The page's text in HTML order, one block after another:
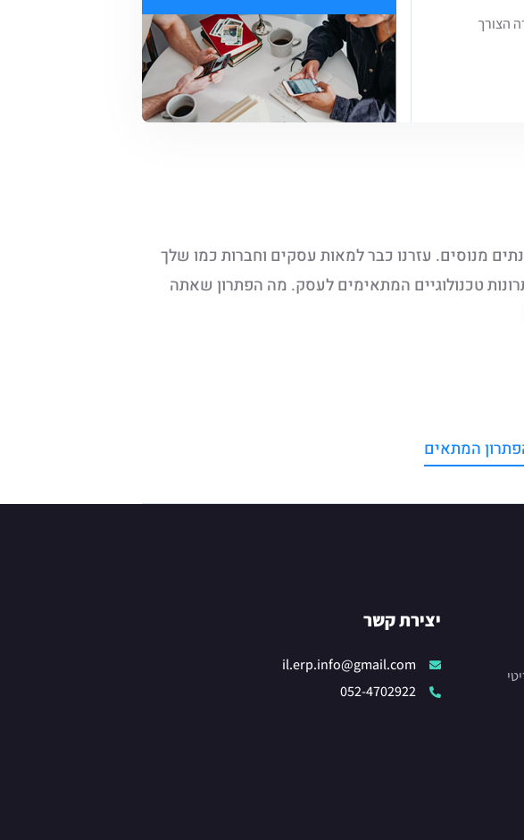
הצורך
מנוסים. עזרנו כבר למאות עסקים וחברות כמו שלך
טכנולוגיים המתאימים לעסק. מה הפתרון שאתה
המתאים
יצירת קשר
il.erp.info@gmail.com
052-4702922